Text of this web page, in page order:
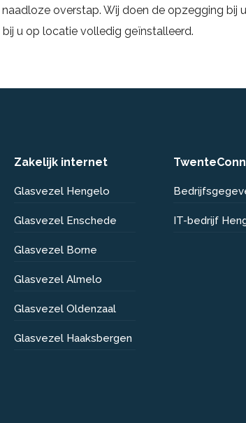
overstap. Wij doen de opzegging bij
u op locatie volledig geïnstalleerd.
Zakelijk internet
Glasvezel Hengelo
Glasvezel Enschede
Glasvezel Borne
Glasvezel Almelo
Glasvezel Oldenzaal
Glasvezel Haaksbergen
IT-bedrijf